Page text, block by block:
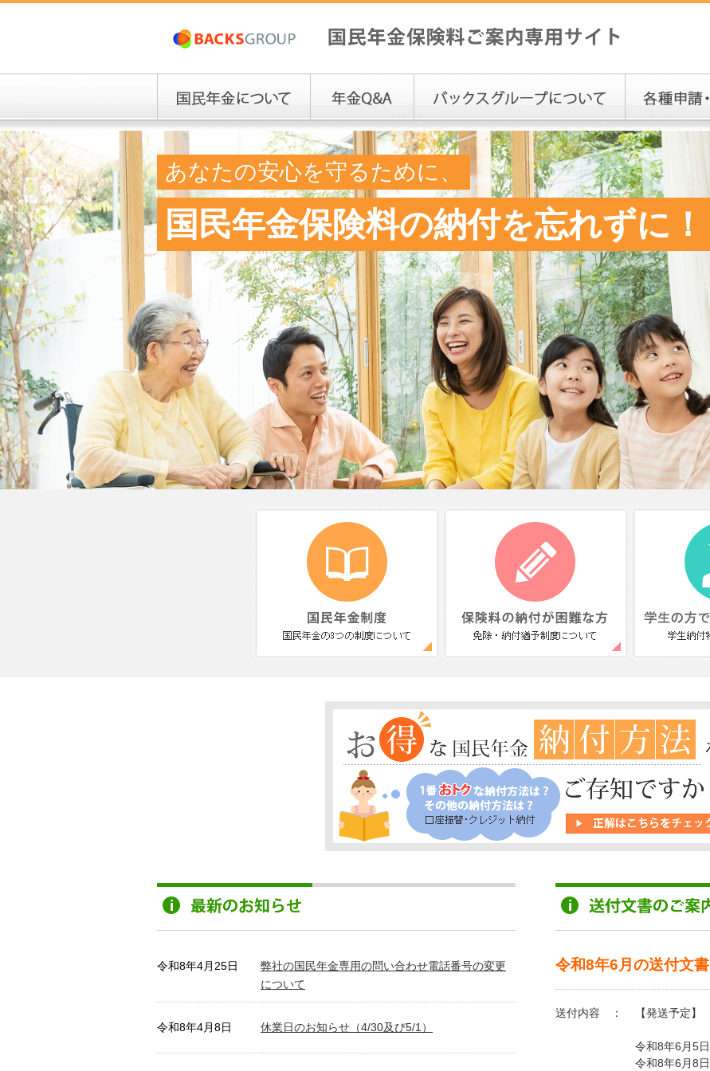
あなたの安心を守るために、
国民年金保険料の納付を忘れずに！
令和8年4月25日
弊社の国民年金専用の問い合わせ電話番号の変更
について
令和8年4月8日 休業日のお知らせ（4/30及び5/1）
令和8年6月の送付文書
送付内容 ： 【発送予定】
令和8年6月5日
令和8年6月8日